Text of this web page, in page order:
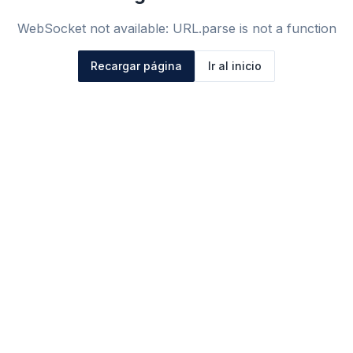
WebSocket not available: URL.parse is not a function
Recargar página Ir al inicio